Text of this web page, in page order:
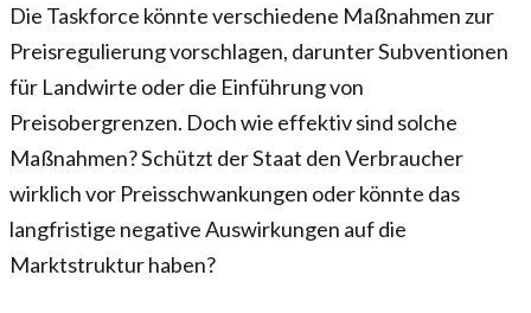
Die Taskforce könnte verschiedene Maßnahmen zur
Preisregulierung vorschlagen, darunter Subventionen
für Landwirte oder die Einführung von
Preisobergrenzen. Doch wie effektiv sind solche
Maßnahmen? Schützt der Staat den Verbraucher
wirklich vor Preisschwankungen oder könnte das
langfristige negative Auswirkungen auf die
Marktstruktur haben?